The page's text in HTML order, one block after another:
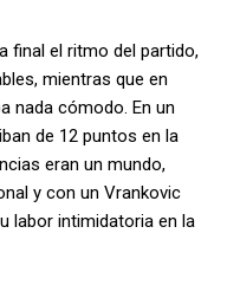
final el ritmo del partido,
mientras que en
nada cómodo. En un
de 12 puntos en la
eran un mundo,
y con un Vrankovic
labor intimidatoria en la